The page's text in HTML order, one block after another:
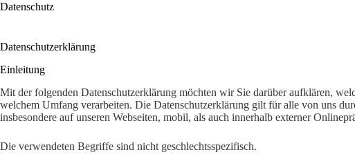
Datenschutz
Datenschutzerklärung
Einleitung
Mit der folgenden Datenschutzerklärung möchten wir Sie darüber aufklären,
welchem Umfang verarbeiten. Die Datenschutzerklärung gilt für alle von uns
insbesondere auf unseren Webseiten, mobil, als auch innerhalb externer
Die verwendeten Begriffe sind nicht geschlechtsspezifisch.